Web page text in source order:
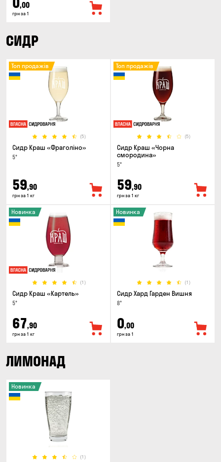
,00
грн за 1
СИДР
(5)
Топ продажів
Сидр Краш «Фраголіно»
5°
59,90
грн за 1 кг
(5)
Топ продажів
Сидр Краш «Чорна
смородина»
5°
59,90
грн за 1 кг
(1)
Новинка
Сидр Краш «Картель»
5°
67,90
грн за 1 кг
(1)
Новинка
Сидр Хард Гарден Вишня
8°
0,00
грн за 1
ЛИМОНАД
(1)
Новинка